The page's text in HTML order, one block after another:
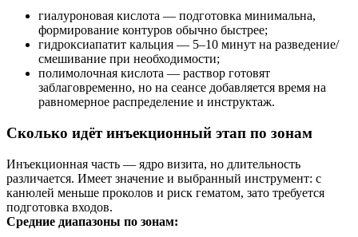
гиалуроновая кислота — подготовка минимальна,
формирование контуров обычно быстрее;
гидроксиапатит кальция — 5–10 минут на разведение/
смешивание при необходимости;
полимолочная кислота — раствор готовят
заблаговременно, но на сеансе добавляется время на
равномерное распределение и инструктаж.
Сколько идёт инъекционный этап по зонам
Инъекционная часть — ядро визита, но длительность
различается. Имеет значение и выбранный инструмент: с
канюлей меньше проколов и риск гематом, зато требуется
подготовка входов.
Средние диапазоны по зонам: